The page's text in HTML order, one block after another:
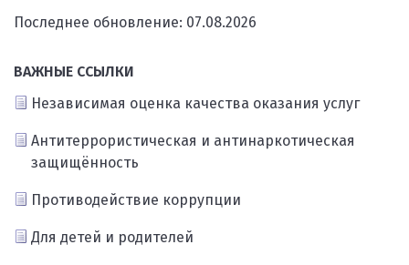
Последнее обновление: 07.08.2026
ВАЖНЫЕ ССЫЛКИ
Независимая оценка качества оказания услуг
Антитеррористическая и антинаркотическая
защищённость
Противодействие коррупции
Для детей и родителей